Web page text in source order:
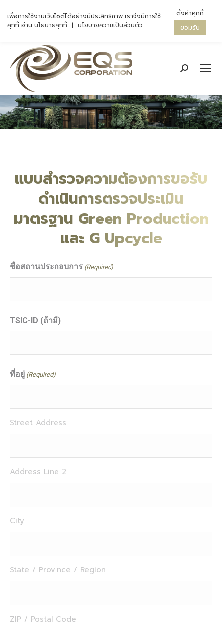
Search:
แบบสำรวจความต้องการขอรับ
ดำเนินการตรวจประเมิน
มาตรฐาน Green Production
และ G Upcycle
ชื่อสถานประกอบการ (Required)
TSIC-ID (ถ้ามี)
ที่อยู่ (Required)
Street Address
Address Line 2
City
State / Province / Region
ZIP / Postal Code
เพื่อการใช้งานเว็บไซต์ได้อย่างมีประสิทธิภาพ เราจึงมีการใช้
คุกกี้ อ่าน นโยบายคุกกี้ | นโยบายความเป็นส่วนตัว
ตั้งค่าคุกกี้
ยอมรับ